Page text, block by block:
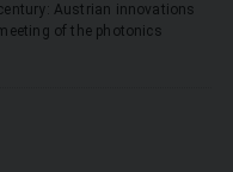
Austrian innovations
of the photonics